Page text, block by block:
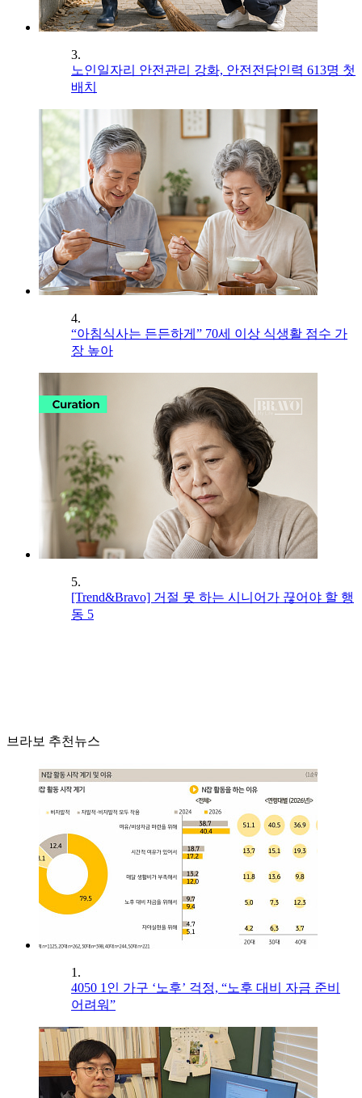
3.
노인일자리 안전관리 강화, 안전전담인력 613명 첫
배치
4.
“아침식사는 든든하게” 70세 이상 식생활 점수 가
장 높아
5.
[Trend&Bravo] 거절 못 하는 시니어가 끊어야 할 행
동 5
브라보 추천뉴스
1.
4050 1인 가구 ‘노후’ 걱정, “노후 대비 자금 준비
어려워”